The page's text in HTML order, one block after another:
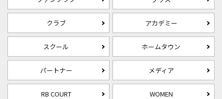
クラブ アカデミー
スクール ホームタウン
パートナー メディア
RB COURT WOMEN